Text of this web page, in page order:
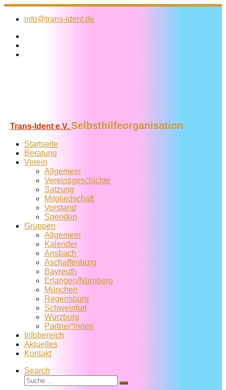
Zum
Inhalt
info@trans-ident.de
Trans-Ident e.V. Selbsthilfeorganisation
Startseite
Beratung
Verein
Allgemein
Vereins­geschichte
Satzung
Mitglied­schaft
Vorstand
Spenden
Gruppen
Allgemein
Kalender
Ansbach
Aschaffenburg
Bayreuth
Erlangen/Nürnberg
München
Regensburg
Schweinfurt
Würzburg
Partner*innen
Infobereich
Aktuelles
Kontakt
Search
Suche
Suche